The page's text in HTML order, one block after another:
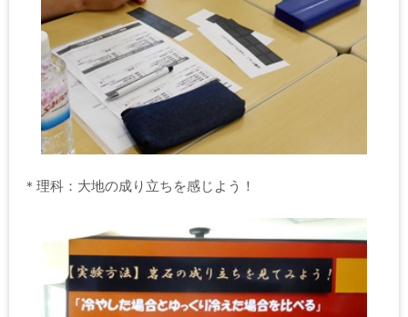
＊理科：大地の成り立ちを感じよう！